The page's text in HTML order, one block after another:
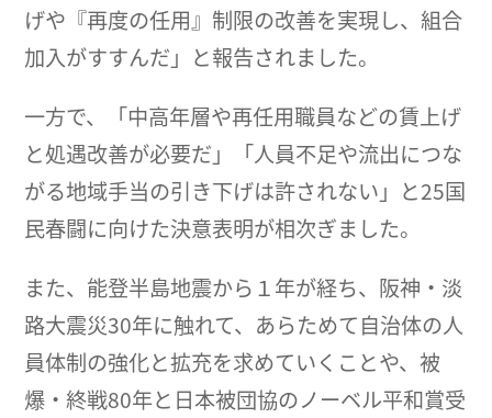
げや『再度の任用』制限の改善を実現し、組合
加入がすすんだ」と報告されました。
一方で、「中高年層や再任用職員などの賃上げ
と処遇改善が必要だ」「人員不足や流出につな
がる地域手当の引き下げは許されない」と25国
民春闘に向けた決意表明が相次ぎました。
また、能登半島地震から１年が経ち、阪神・淡
路大震災30年に触れて、あらためて自治体の人
員体制の強化と拡充を求めていくことや、被
爆・終戦80年と日本被団協のノーベル平和賞受